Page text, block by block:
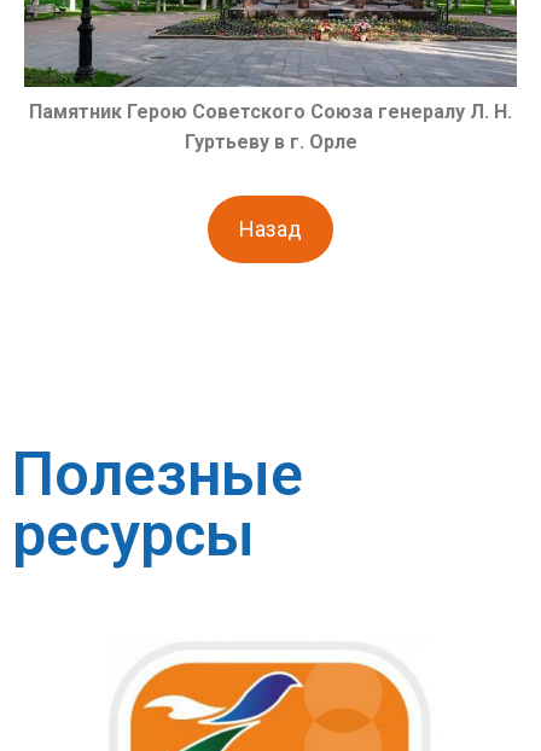
Памятник Герою Советского Союза генералу Л. Н.
Гуртьеву в г. Орле
Назад
Полезные
ресурсы